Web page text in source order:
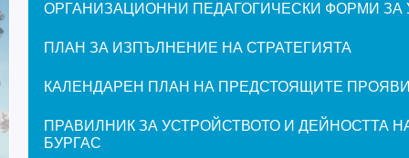
ОРГАНИЗАЦИОННИ ПЕДАГОГИЧЕСКИ ФОРМИ ЗА
ПЛАН ЗА ИЗПЪЛНЕНИЕ НА СТРАТЕГИЯТА
КАЛЕНДАРЕН ПЛАН НА ПРЕДСТОЯЩИТЕ ПРОЯВИ
ПРАВИЛНИК ЗА УСТРОЙСТВОТО И ДЕЙНОСТТА
БУРГАС